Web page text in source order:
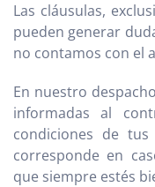
Las cláusulas,
pueden generar
no contamos con el
En nuestro
informadas al
condiciones de
corresponde en
que siempre estés